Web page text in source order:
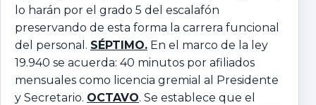
lo harán por el grado 5 del escalafón
preservando de esta forma la carrera funcional
del personal. SÉPTIMO. En el marco de la ley
19.940 se acuerda: 40 minutos por afiliados
mensuales como licencia gremial al Presidente
y Secretario. OCTAVO. Se establece que el